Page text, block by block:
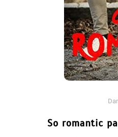
So romantic
Romance